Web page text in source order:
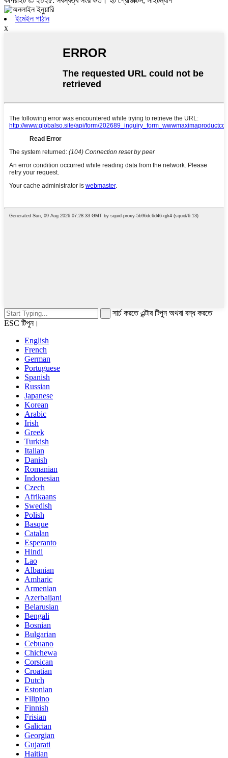
ইমেইল পাঠান
x
সার্চ করতে এন্টার টিপুন অথবা বন্ধ করতে
ESC টিপুন।
English
French
German
Portuguese
Spanish
Russian
Japanese
Korean
Arabic
Irish
Greek
Turkish
Italian
Danish
Romanian
Indonesian
Czech
Afrikaans
Swedish
Polish
Basque
Catalan
Esperanto
Hindi
Lao
Albanian
Amharic
Armenian
Azerbaijani
Belarusian
Bengali
Bosnian
Bulgarian
Cebuano
Chichewa
Corsican
Croatian
Dutch
Estonian
Filipino
Finnish
Frisian
Galician
Georgian
Gujarati
Haitian